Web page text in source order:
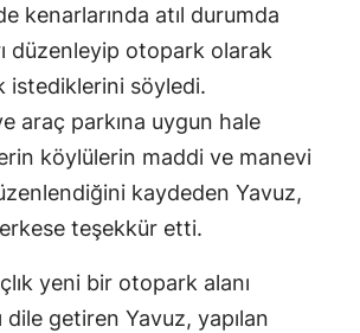
kenarlarında atıl durumda
düzenleyip otopark olarak
istediklerini söyledi.
araç parkına uygun hale
köylülerin maddi ve manevi
kaydeden Yavuz,
teşekkür etti.
yeni bir otopark alanı
dile getiren Yavuz, yapılan